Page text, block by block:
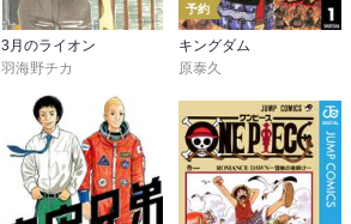
3月のライオン
羽海野チカ
予約
キングダム
原泰久